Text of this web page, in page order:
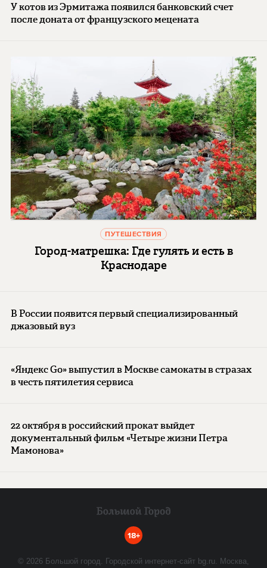
У котов из Эрмитажа появился банковский счет
после доната от французского мецената
ПУТЕШЕСТВИЯ
Город-матрешка: Где гулять и есть в
Краснодаре
В России появится первый специализированный
джазовый вуз
«Яндекс Go» выпустил в Москве самокаты в стразах
в честь пятилетия сервиса
22 октября в российский прокат выйдет
документальный фильм «Четыре жизни Петра
Мамонова»
18+
© 2026 Большой город. Городской интернет-сайт bg.ru. Москва,